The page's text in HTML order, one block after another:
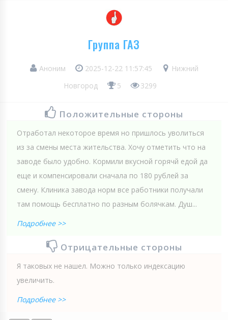
Группа ГАЗ
Аноним 2025-12-22 11:57:45
Нижний
Новгород
5 3299
Положительные стороны
Отработал некоторое время но пришлось уволиться
из за смены места жительства. Хочу отметить что на
заводе было удобно. Кормили вкусной горячй едой да
еще и компенсировали сначала по 180 рублей за
смену. Клиника завода норм все работники получали
там помощь бесплатно по разным болячкам. Душ...
Подробнее >>
Отрицательные стороны
Я таковых не нашел. Можно только индексацию
увеличить.
Подробнее >>